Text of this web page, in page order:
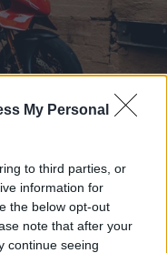
My Personal
to third parties, or
information for
the below opt-out
note that after your
continue seeing
με κινητήρα